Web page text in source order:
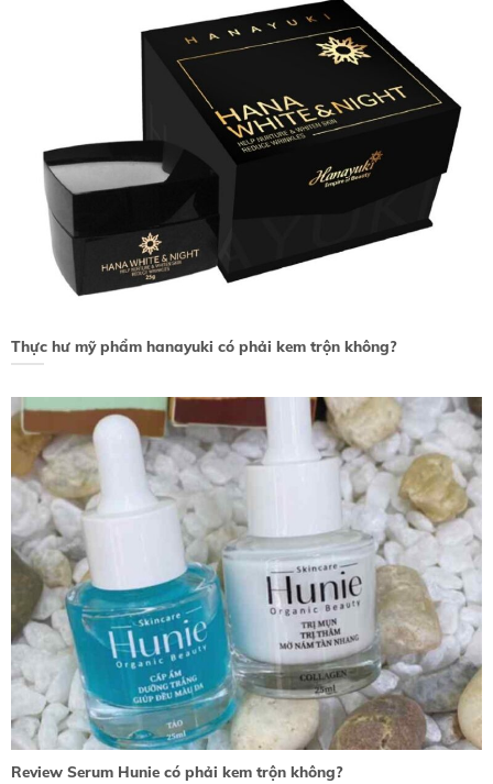
Thực hư mỹ phẩm hanayuki có phải kem trộn không?
Review Serum Hunie có phải kem trộn không?